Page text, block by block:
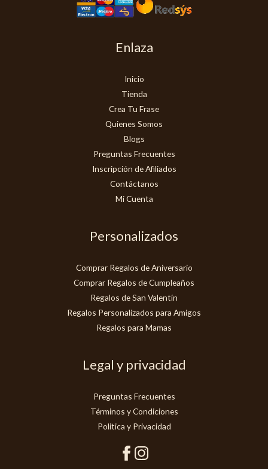
Enlaza
Inicio
Tienda
Crea Tu Frase
Quienes Somos
Blogs
Preguntas Frecuentes
Inscripción de Afiliados
Contáctanos
Mi Cuenta
Personalizados
Comprar Regalos de Aniversario
Comprar Regalos de Cumpleaños
Regalos de San Valentín
Regalos Personalizados para Amigos
Regalos para Mamas
Legal y privacidad
Preguntas Frecuentes
Términos y Condiciones
Politica y Privacidad